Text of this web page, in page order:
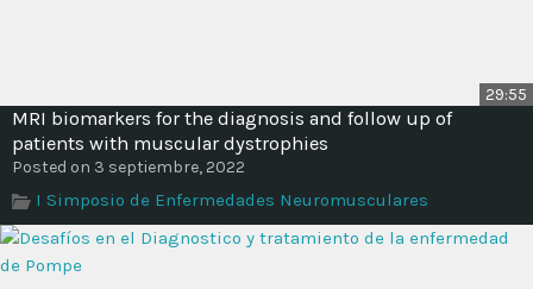
29:55
MRI biomarkers for the diagnosis and follow up of
patients with muscular dystrophies
Posted on 3 septiembre, 2022
I Simposio de Enfermedades Neuromusculares